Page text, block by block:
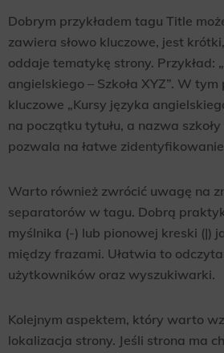
Dobrym przykładem tagu Title
zawiera słowo kluczowe, jest
oddaje tematykę strony. Przykład:
angielskiego – Szkoła XYZ”. W
kluczowe „Kursy języka
na początku tytułu, a nazwa
pozwala na łatwe zidentyfikowanie
Warto również zwrócić uwagę na
separatorów w tagu. Dobrą
myślnika (-) lub pionowej kreski (|)
między frazami. Ułatwia to
użytkowników oraz wyszukiwarki.
Kolejnym aspektem, który warto
lokalizacja strony. Jeśli strona ma